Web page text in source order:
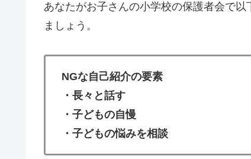
あなたがお子さんの小学校の保護者会で
ましょう。
NGな自己紹介の要素
・長々と話す
・子どもの自慢
・子どもの悩みを相談